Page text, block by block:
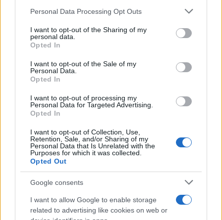
Personal Data Processing Opt Outs
I want to opt-out of the Sharing of my
personal data.
Opted In
I want to opt-out of the Sale of my
Personal Data.
Opted In
I want to opt-out of processing my
Personal Data for Targeted Advertising.
Opted In
I want to opt-out of Collection, Use,
Retention, Sale, and/or Sharing of my
Personal Data that Is Unrelated with the
Purposes for which it was collected.
Opted Out
Google consents
I want to allow Google to enable storage
related to advertising like cookies on web or
presente all’azione di alcuni esagitati che
intendevano provocare il ribaltamento di un
furgone della Polizia”. Bene. E cosa stava facendo?
quell’operatore stava verificando anche la forza
ondulatoria scaricata sul mezzo e che non
riuscisse ad essere effettivamente concluso”.
Avete capito? Stava “verificando la forza
poliziotto
tardi, aggredito da un manifestante da lui
arrestato e tuttora in stato di detenzione, ha
reagito in modo scomposto, per questo motivo si